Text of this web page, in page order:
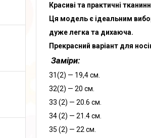
Красиві та практичні
Ця модель є ідеальним
дуже легка та дихаюча.
Прекрасний варіант для
Заміри:
31(2) — 19,4 см.
32(2) — 20 см.
33 (2) — 20.6 см.
34 (2) — 21.4 см.
35 (2) — 22 см.